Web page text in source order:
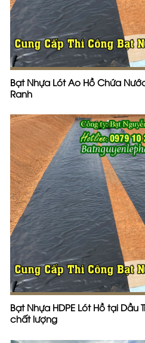
Bạt Nhựa Lót Ao Hồ Chứa
Ranh
Bạt Nhựa HDPE Lót Hồ tại Dầu
chất lượng